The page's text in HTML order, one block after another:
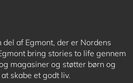
af Egmont, der er Nordens
bring stories to life gennem
magasiner og støtter børn og
skabe et godt liv.